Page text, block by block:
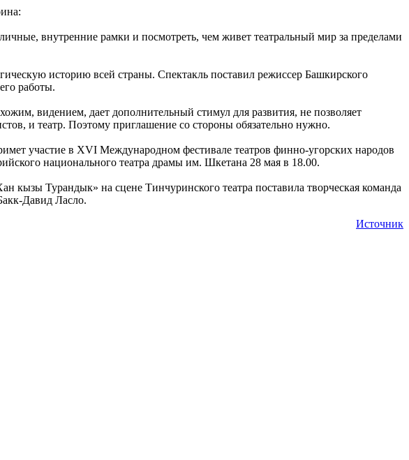
внутренние рамки и посмотреть, чем живет театральный мир за пределами
историю всей страны. Спектакль поставил режиссер Башкирского
работы.
видением, дает дополнительный стимул для развития, не позволяет
и театр. Поэтому приглашение со стороны обязательно нужно.
участие в XVI Международном фестивале театров финно-угорских народов
национального театра драмы им. Шкетана 28 мая в 18.00.
кызы Турандык» на сцене Тинчуринского театра поставила творческая команда
Давид Ласло.
Источник